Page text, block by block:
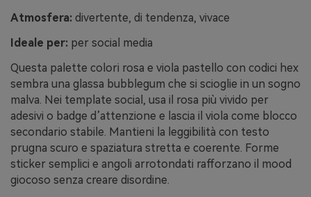
Atmosfera: divertente, di tendenza, vivace
Ideale per: per social media
Questa palette colori rosa e viola pastello con codici hex
sembra una glassa bubblegum che si scioglie in un sogno
malva. Nei template social, usa il rosa più vivido per
adesivi o badge d’attenzione e lascia il viola come blocco
secondario stabile. Mantieni la leggibilità con testo
prugna scuro e spaziatura stretta e coerente. Forme
sticker semplici e angoli arrotondati rafforzano il mood
giocoso senza creare disordine.